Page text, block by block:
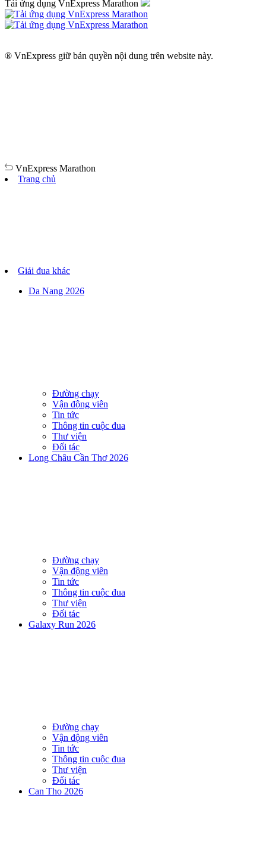
Tải ứng dụng VnExpress Marathon
® VnExpress giữ bản quyền nội dung trên website này.
VnExpress Marathon
Trang chủ
Giải đua khác
Da Nang 2026
Đường chạy
Vận động viên
Tin tức
Thông tin cuộc đua
Thư viện
Đối tác
Long Châu Cần Thơ 2026
Đường chạy
Vận động viên
Tin tức
Thông tin cuộc đua
Thư viện
Đối tác
Galaxy Run 2026
Đường chạy
Vận động viên
Tin tức
Thông tin cuộc đua
Thư viện
Đối tác
Can Tho 2026